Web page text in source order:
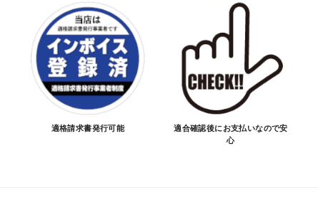
適格請求書発行可能
適合確認後にお支払いなので安
心